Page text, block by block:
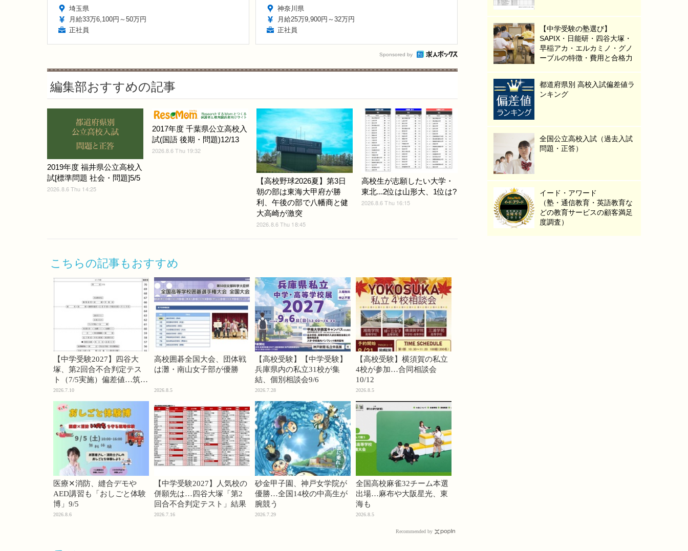
埼玉県
月給33万6,100円～50万円
正社員
神奈川県
月給25万9,900円～32万円
正社員
Sponsored by
編集部おすすめの記事
2019年度 福井県公立高校入
試[標準問題 社会・問題]5/5
2026.8.6 Thu 14:25
2017年度 千葉県公立高校入
試(国語 後期・問題)12/13
2026.8.6 Thu 19:32
【高校野球2026夏】第3日
朝の部は東海大甲府が勝
利、午後の部で八幡商と健
大高崎が激突
2026.8.6 Thu 18:45
高校生が志願したい大学・
東北...2位は山形大、1位は?
2026.8.6 Thu 16:15
こちらの記事もおすすめ
【中学受験2027】四谷大
塚、第2回合不合判定テス
ト（7/5実施）偏差値…筑駒
74・桜蔭70＜PR＞
2026.7.10
高校囲碁全国大会、団体戦
は灘・南山女子部が優勝
2026.8.5
【高校受験】【中学受験】
兵庫県内の私立31校が集
結、個別相談会9/6
2026.7.28
【高校受験】横須賀の私立
4校が参加…合同相談会
10/12
2026.8.5
医療✕消防、縫合デモや
AED講習も「おしごと体験
博」9/5
2026.8.6
【中学受験2027】人気校の
併願先は…四谷大塚「第2
回合不合判定テスト」結果
2026.7.16
砂金甲子園、神戸女学院が
優勝…全国14校の中高生が
腕競う
2026.7.29
全国高校麻雀32チーム本選
出場…麻布や大阪星光、東
海も
2026.8.5
Recommended by
【中学受験の塾選び】
SAPIX・日能研・四谷大塚・
早稲アカ・エルカミノ・グノ
ーブルの特徴・費用と合格力
都道府県別 高校入試偏差値ラ
ンキング
全国公立高校入試（過去入試
問題・正答）
イード・アワード
（塾・通信教育・英語教育な
どの教育サービスの顧客満足
度調査）